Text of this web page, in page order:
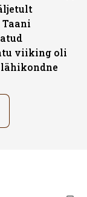
viiking oli